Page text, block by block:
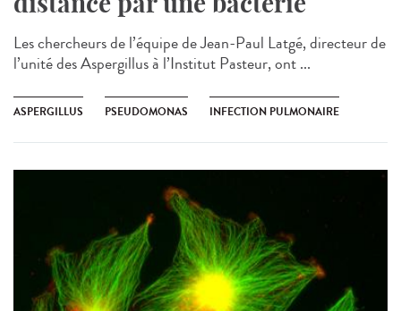
Les chercheurs de l’équipe de Jean-Paul Latgé, directeur de
l’unité des Aspergillus à l’Institut Pasteur, ont ...
ASPERGILLUS PSEUDOMONAS INFECTION PULMONAIRE